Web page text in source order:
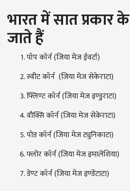
भारतमेंसातप्रकारके
जातेहैं
पॉप कॉर्न (जिया मेज ईवर्टा)
स्वीट कॉर्न (जिया मेज सेकेराटा)
फ्लिण्ट कॉर्न (जिया मेज इण्डुराटा)
वौक्सि कॉर्न (जिया मेज सेकेराटा)
पोड कॉर्न (जिया मेज ट्युनिकाटा)
फ्लोर कॉर्न (जिया मेज इमालेशिया)
डेण्ट कॉर्न (जिया मेज इण्डेंटाटा)